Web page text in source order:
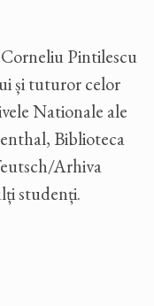
Pintilescu
și tuturor celor
Nationale ale
Biblioteca
Arhiva
studenți.